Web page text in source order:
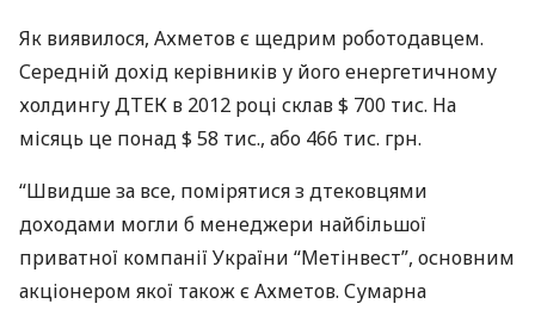
Як виявилося, Ахметов є щедрим роботодавцем.
Середній дохід керівників у його енергетичному
холдингуДТЕК в 2012 році склав $ 700 тис. На
місяць це понад $ 58 тис., або 466 тис. грн.
“Швидше за все, помірятися з дтековцями
доходами могли б менеджери найбільшої
приватної компанії України “Метінвест”, основним
акціонером якої також є Ахметов. Сумарна